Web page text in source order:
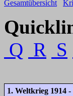
Gesamtübersicht
Q R S
1. Weltkrieg